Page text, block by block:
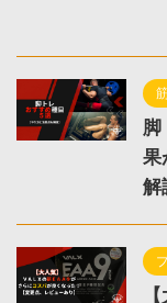
脚
果
解